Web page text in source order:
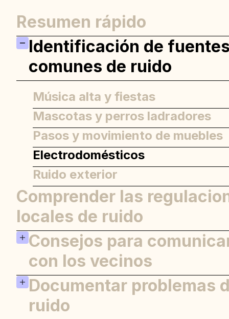
Resumen rápido
Identificación de fuentes
comunes de ruido
Música alta y fiestas
Mascotas y perros ladradores
Pasos y movimiento de muebles
Electrodomésticos
Ruido exterior
Comprender las
locales de ruido
Consejos para
con los vecinos
Acércate con calma
Sea específico
Documentar problemas
ruido